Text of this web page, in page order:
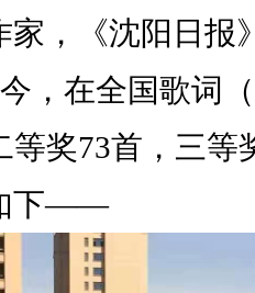
家，《沈阳日报
，在全国歌词
等奖73首，三等
下——